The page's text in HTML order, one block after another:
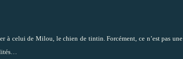
à celui de Milou, le chien de tintin. Forcément, ce n’est pas une